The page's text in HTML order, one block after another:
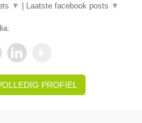
▼ Laatste facebook posts ▼
PROFIEL